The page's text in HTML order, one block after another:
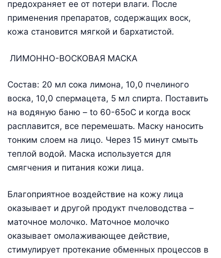
предохраняет ее от потери влаги. После
применения препаратов, содержащих воск,
кожа становится мягкой и бархатистой.
ЛИМОННО-ВОСКОВАЯ МАСКА
Состав: 20 мл сока лимона, 10,0 пчелиного
воска, 10,0 спермацета, 5 мл спирта. Поставить
на водяную баню – tо 60-65оС и когда воск
расплавится, все перемешать. Маску наносить
тонким слоем на лицо. Через 15 минут смыть
теплой водой. Маска используется для
смягчения и питания кожи лица.
Благоприятное воздействие на кожу лица
оказывает и другой продукт пчеловодства –
маточное молочко. Маточное молочко
оказывает омолаживающее действие,
стимулирует протекание обменных процессов в